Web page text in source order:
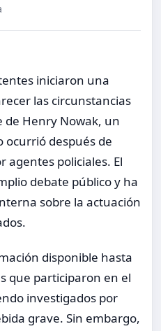
iniciaron una
las circunstancias
Henry Nowak, un
ocurrió después de
agentes policiales. El
debate público y ha
sobre la actuación
disponible hasta
que participaron en el
investigados por
grave. Sin embargo,